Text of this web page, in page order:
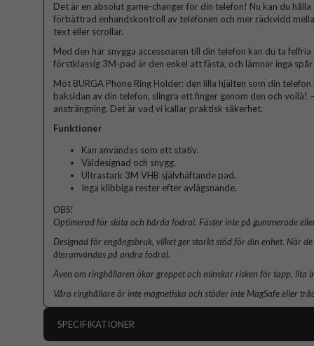
Det är en absolut game-changer för din telefon! Nu kan du
förbättrad enhandskontroll av telefonen och mer räckvidd
text eller scrollar.
Med den här snygga accessoaren till din telefon kan du ta
förstklassig 3M-pad är den enkel att fästa, och lämnar inga
Möt BURGA Phone Ring Holder: den lilla hjälten som din
baksidan av din telefon, slingra ett finger genom den och voilà!
ansträngning. Det är vad vi kallar praktisk säkerhet.
Funktioner
Kan användas som ett stativ.
Väldesignad och snygg.
Ultrastark 3M VHB självhäftande pad.
Inga klibbiga rester efter avlägsnande.
OBS!
Optimerad för släta och hårda fodral. Fäster inte på gummerade
Designad för engångsbruk, vilket ger starkt stöd för din enhet. När
återanvändas på andra fodral.
Även om ringhållaren ökar greppet och minskar risken för tapp, lita
Våra ringhållare är inte magnetiska och stöder inte MagSafe eller
SPECIFIKATIONER